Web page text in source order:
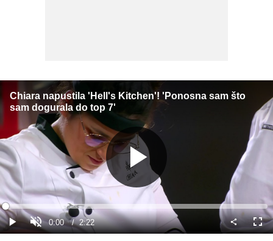
Chiara napustila 'Hell's Kitchen'! 'Ponosna sam što
sam dogurala do top 7'
Gledaj
GledajUpali
zvuk
Current
0:00 / Duration
2:22
Loaded:
0%